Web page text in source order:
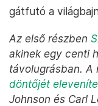
gátfutó a
Az első részben
akinek egy centi
távolugrásban. A
döntőjét
Johnson és Carl